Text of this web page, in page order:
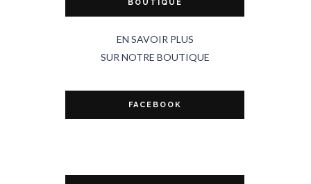
BOUTIQUE
EN SAVOIR PLUS
SUR NOTRE BOUTIQUE
FACEBOOK